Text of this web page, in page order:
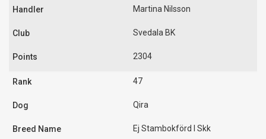
Martina Nilsson
Svedala BK
2304
47
Qira
Ej Stambokförd I Skk